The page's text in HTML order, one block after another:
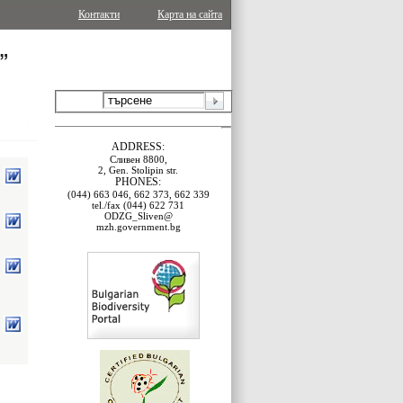
Карта на сайта
Контакти
ADDRESS:
Сливен 8800,
2, Gen. Stolipin str.
PHONES:
(044) 663 046, 662 373, 662 339
tel./fax (044) 622 731
ODZG_Sliven@
mzh.government.bg